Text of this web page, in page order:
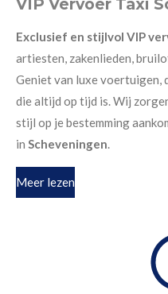
Exclusief en stijlvol VIP
artiesten, zakenlieden,
Geniet van luxe voertuigen,
die altijd op tijd is. Wij
stijl op je bestemming
in Scheveningen
Meer lezen